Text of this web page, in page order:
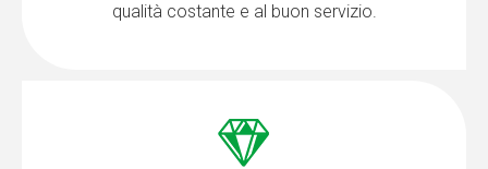
qualità costante e al buon servizio.